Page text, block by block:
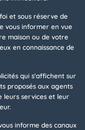
et sous réserve de
vous informer en vue
maison ou de votre
en connaissance de
qui s'affichent sur
proposés aux agents
leurs services et leur
informe des canaux